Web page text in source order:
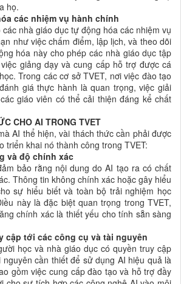
họ.
các nhiệm vụ hành chính
nhà giáo dục tự động hóa các nhiệm vụ
như việc chấm điểm, lập lịch, và theo dõi
hóa này cho phép các nhà giáo dục tập
giảng dạy và cung cấp hỗ trợ được cá
Trong các cơ sở TVET, nơi việc đào tạo
giá thực hành là quan trọng, việc giải
giáo viên có thể cải thiện đáng kể chất
CHO AI TRONG TVET
AI thể hiện, vài thách thức cần phải được
triển khai nó thành công trong TVET:
và độ chính xác
bảo rằng nội dung do AI tạo ra có chất
Thông tin không chính xác hoặc gây hiểu
sự hiểu biết và toàn bộ trải nghiệm học
này là đặc biệt quan trọng trong TVET,
chính xác là thiết yếu cho tính sẵn sàng
cập tới các công cụ và tài nguyên
học và nhà giáo dục có quyền truy cập
cần thiết để sử dụng AI hiệu quả là
gồm việc cung cấp đào tạo và hỗ trợ đầy